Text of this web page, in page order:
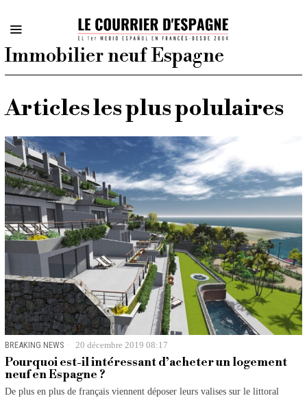
Immobilier neuf Espagne
Articles les plus polulaires
BREAKING NEWS 20 décembre 2019 08:17
Pourquoi est-il intéressant d’acheter un logement
neuf en Espagne ?
De plus en plus de français viennent déposer leurs valises sur le littoral